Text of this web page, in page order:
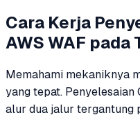
Cara Kerja
AWS WAF
Memahami mekaniknya
yang tepat. Penyelesaian
alur dua jalur tergantung